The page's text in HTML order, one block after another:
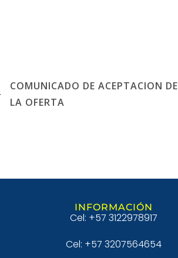
COMUNICADO DE ACEPTACION DE
LA OFERTA
INFORMACIÓN
Cel: +57 3122978917
Cel: +57 3207564654